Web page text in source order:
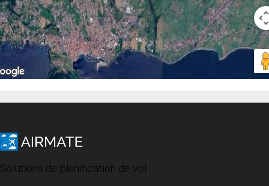
Solutions de planification de vol